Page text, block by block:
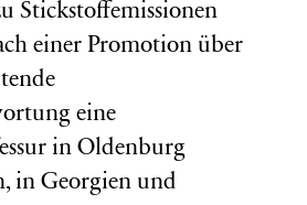
Stickstoffemissionen
einer Promotion über
eine
in Oldenburg
in Georgien und